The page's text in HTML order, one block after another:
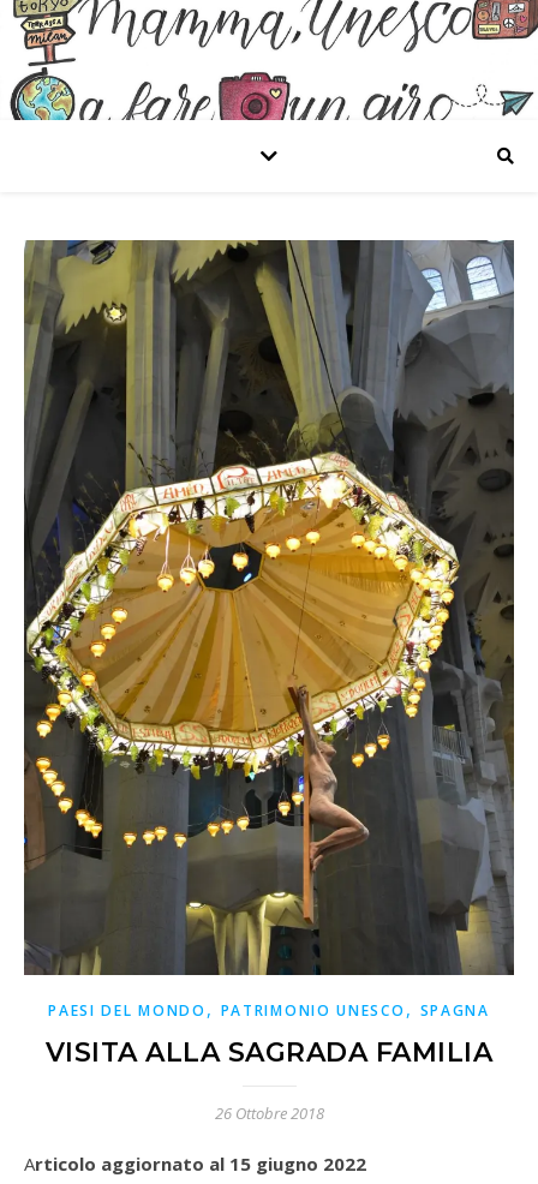
PAESI DEL MONDO , PATRIMONIO UNESCO , SPAGNA
VISITA ALLA SAGRADA FAMILIA
26 Ottobre 2018
Articolo aggiornato al 15 giugno 2022